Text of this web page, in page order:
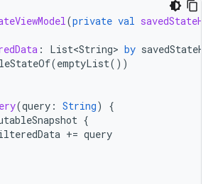
(private val
: List<String> by
(emptyList())
(query : String)
{
{
+= query